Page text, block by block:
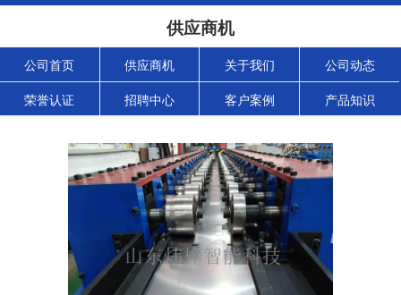
供应商机
公司首页 供应商机 关于我们 公司动态
荣誉认证 招聘中心 客户案例 产品知识